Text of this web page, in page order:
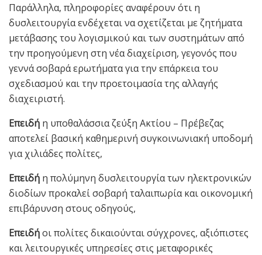
Παράλληλα, πληροφορίες αναφέρουν ότι η
δυσλειτουργία ενδέχεται να σχετίζεται με ζητήματα
μετάβασης του λογισμικού και των συστημάτων από
την προηγούμενη στη νέα διαχείριση, γεγονός που
γεννά σοβαρά ερωτήματα για την επάρκεια του
σχεδιασμού και την προετοιμασία της αλλαγής
διαχειριστή.
Επειδή η υποθαλάσσια ζεύξη Ακτίου – Πρέβεζας
αποτελεί βασική καθημερινή συγκοινωνιακή υποδομή
για χιλιάδες πολίτες,
Επειδή η πολύμηνη δυσλειτουργία των ηλεκτρονικών
διοδίων προκαλεί σοβαρή ταλαιπωρία και οικονομική
επιβάρυνση στους οδηγούς,
Επειδήοι πολίτες δικαιούνται σύγχρονες, αξιόπιστες
και λειτουργικές υπηρεσίες στις μεταφορικές